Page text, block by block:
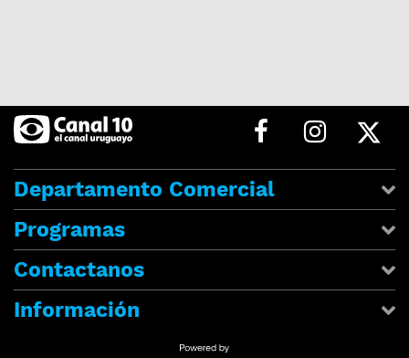
Departamento Comercial
Programas
Contactanos
Información